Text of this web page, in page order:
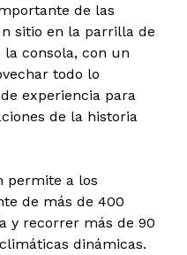
de las
sitio en la parrilla de
consola, con un
todo lo
experiencia para
de la historia
permite a los
de más de 400
y recorrer más de 90
dinámicas.